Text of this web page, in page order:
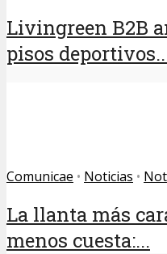
Livingreen B2B
pisos
Comunicae • Noticias •
La llanta más
menos cuesta:...